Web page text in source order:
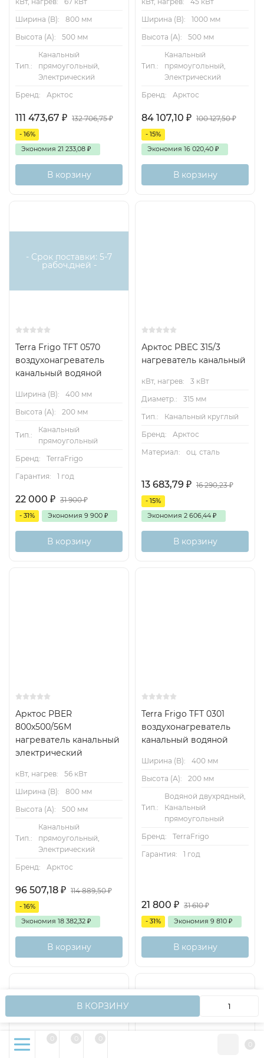
В КОРЗИНУ
Преимущества
Возможность установки в любом положении.
Нагрев осуществляется ТЭНами, выполненными из
высококачественной нержавеющей стали.
Корпус нагревателей изготовлен из оцинкованной
листовой стали.
Гарантия — 12 месяцев
Ширина (B):
800 мм
Высота (А):
500 мм
Тип.:
Канальный
прямоугольный,
Электрический
Бренд:
Арктос
111 473,67 ₽ 132 706,75₽
- 16%
Экономия 21 233,08 ₽
В корзину
Ширина (B):
1000 мм
Высота (А):
500 мм
Тип.:
Канальный
прямоугольный,
Электрический
Бренд:
Арктос
84 107,10 ₽ 100 127,50₽
- 15%
Экономия 16 020,40 ₽
В корзину
- Срок поставки: 5-7
рабоч.дней -
Terra Frigo TFT 0570
воздухонагреватель
канальный водяной
Ширина (B):
400 мм
Высота (А):
200 мм
Тип.:
Канальный
прямоугольный
Бренд:
TerraFrigo
Гарантия:
1 год
22 000 ₽ 31 900₽
- 31% Экономия 9 900 ₽
В корзину
Арктос PBEC 315/3
нагреватель канальный
кВт, нагрев:
3 кВт
Диаметр.:
315 мм
Тип.:
Канальный круглый
Бренд:
Арктос
Материал:
оц. сталь
13 683,79 ₽ 16 290,23₽
- 15%
Экономия 2 606,44 ₽
В корзину
Арктос PBER
800х500/56М
нагреватель канальный
электрический
кВт, нагрев:
56 кВт
Ширина (B):
800 мм
Высота (А):
500 мм
Тип.:
Канальный
прямоугольный,
Электрический
Бренд:
Арктос
96 507,18 ₽ 114 889,50₽
- 16%
Экономия 18 382,32 ₽
В корзину
Terra Frigo TFT 0301
воздухонагреватель
канальный водяной
Ширина (B):
400 мм
Высота (А):
200 мм
Тип.:
Водяной двухрядный,
Канальный
прямоугольный
Бренд:
TerraFrigo
Гарантия:
1 год
21 800 ₽ 31 610₽
- 31% Экономия 9 810 ₽
В корзину
быстрее для вас.